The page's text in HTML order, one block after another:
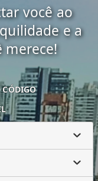
você ao
e a
merece!
CÓDIGO